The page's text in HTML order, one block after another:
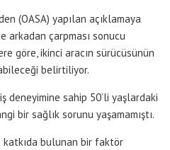
(OASA) yapılan açıklamaya
arkadan çarpması sonucu
göre, ikinci aracın sürücüsünün
belirtiliyor.
deneyimine sahip 50’li yaşlardaki
bir sağlık sorunu yaşamamıştı.
katkıda bulunan bir faktör